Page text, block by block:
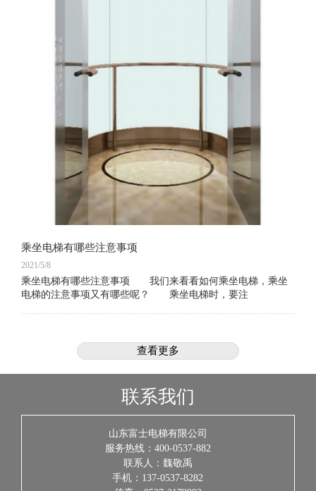
乘坐电梯有哪些注意事项
2021/5/8
乘坐电梯有哪些注意事项 我们来看看如何乘坐电梯，乘坐
电梯的注意事项又有哪些呢？ 乘坐电梯时，要注
查看更多
联系我们
山东富士电梯有限公司
服务热线：400-0537-882
联系人：魏敬禹
手机：137-0537-8282